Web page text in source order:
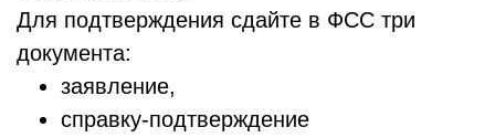
Для подтверждения сдайте в ФСС три
документа:
заявление,
справку-подтверждение